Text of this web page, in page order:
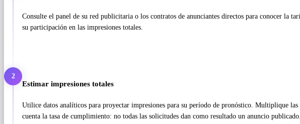
Consulte el panel de su red publicitaria o los contratos de anunciantes directos para conocer la
su participación en las impresiones totales.
2
Estimar impresiones totales
Utilice datos analíticos para proyectar impresiones para su período de pronóstico. Multiplique
cuenta la tasa de cumplimiento: no todas las solicitudes dan como resultado un anuncio publicado.